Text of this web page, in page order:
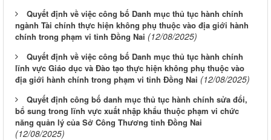
Quyết định về việc công bố Danh mục thủ tục hành chính
ngành Tài chính thực hiện không phụ thuộc vào địa giới hành
chính trong phạm vi tỉnh Đồng Nai (12/08/2025)
Quyết định về việc công bố Danh mục thủ tục hành chính
lĩnh vực Giáo dục và Đào tạo thực hiện không phụ thuộc vào
địa giới hành chính trong phạm vi tỉnh Đồng Nai (12/08/2025)
Quyết định công bố danh mục thủ tục hành chính sửa đổi,
bổ sung trong lĩnh vực xuất nhập khẩu thuộc phạm vi chức
năng quản lý của Sở Công Thương tỉnh Đồng Nai
(12/08/2025)